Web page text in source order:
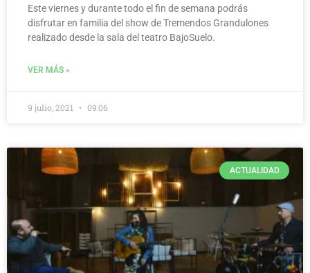
Este viernes y durante todo el fin de semana podrás
disfrutar en familia del show de Tremendos Grandulones
realizado desde la sala del teatro BajoSuelo.
VER MÁS »
9 julio, 2021 09:06
ACTUALIDAD